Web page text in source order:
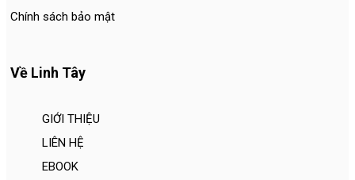
Về Linh Tây
GIỚI THIỆU
LIÊN HỆ
EBOOK
Chính sách bảo mật